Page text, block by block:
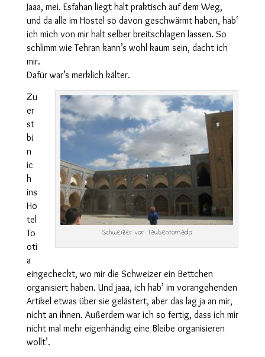
Jaaa, mei. Esfahan liegt halt praktisch auf dem Weg,
und da alle im Hostel so davon geschwärmt haben, hab‘
ich mich von mir halt selber breitschlagen lassen. So
schlimm wie Tehran kann’s wohl kaum sein, dacht ich
mir.
Dafür war’s merklich kälter.
Schweizer vor Taubentornado
Zu
er
st
bi
n
ic
h
ins
Ho
tel
To
oti
a
eingecheckt, wo mir die Schweizer ein Bettchen
organisiert haben. Und jaaa, ich hab’ im vorangehenden
Artikel etwas über sie gelästert, aber das lag ja an mir,
nicht an ihnen. Außerdem war ich so fertig, dass ich mir
nicht mal mehr eigenhändig eine Bleibe organisieren
wollt’.